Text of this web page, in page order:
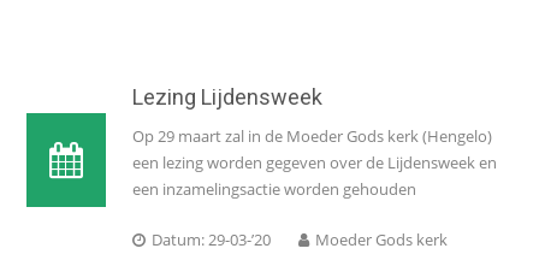
Lezing Lijdensweek
Op 29 maart zal in de Moeder Gods kerk (Hengelo)
een lezing worden gegeven over de Lijdensweek en
een inzamelingsactie worden gehouden
Datum: 29-03-’20 Moeder Gods kerk